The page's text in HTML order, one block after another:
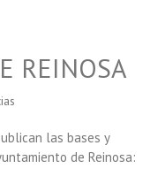
REINOSA
las bases y
de Reinosa: